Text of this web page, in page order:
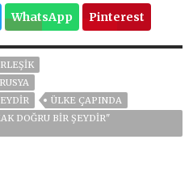
WhatsApp Pinterest
RUSYA
ÜLKE ÇAPINDA
DOĞRU BIR ŞEYDIR"